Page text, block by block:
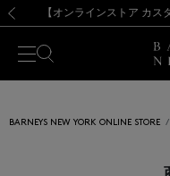
【夏季休業に伴う出
熊本県を中心とした地
【開催中】
【夏季休業に伴う出
BARNEYS NEW YORK ONLINE STORE